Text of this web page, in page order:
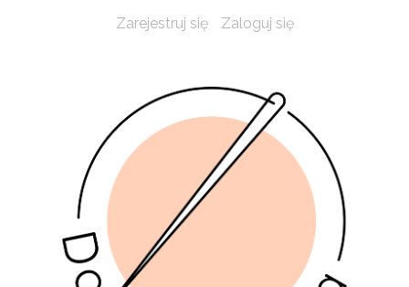
Zarejestruj się Zaloguj się